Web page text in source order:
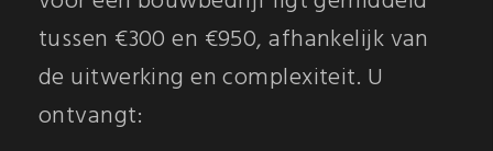
tussen €300 en €950, afhankelijk van
de uitwerking en complexiteit. U
ontvangt: